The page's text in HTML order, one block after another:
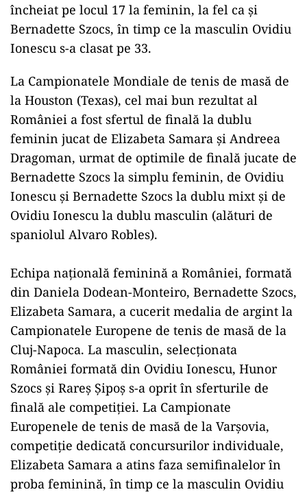
încheiat pe locul 17 la feminin, la fel ca şi
Bernadette Szocs, în timp ce la masculin Ovidiu
Ionescu s-a clasat pe 33.
La Campionatele Mondiale de tenis de masă de
la Houston (Texas), cel mai bun rezultat al
României a fost sfertul de finală la dublu
feminin jucat de Elizabeta Samara şi Andreea
Dragoman, urmat de optimile de finală jucate de
Bernadette Szocs la simplu feminin, de Ovidiu
Ionescu şi Bernadette Szocs la dublu mixt şi de
Ovidiu Ionescu la dublu masculin (alături de
spaniolul Alvaro Robles).
Echipa naţională feminină a României, formată
din Daniela Dodean-Monteiro, Bernadette Szocs,
Elizabeta Samara, a cucerit medalia de argint la
Campionatele Europene de tenis de masă de la
Cluj-Napoca. La masculin, selecţionata
României formată din Ovidiu Ionescu, Hunor
Szocs şi Rareş Şipoş s-a oprit în sferturile de
finală ale competiţiei. La Campionate
Europenele de tenis de masă de la Varşovia,
competiţie dedicată concursurilor individuale,
Elizabeta Samara a atins faza semifinalelor în
proba feminină, în timp ce la masculin Ovidiu